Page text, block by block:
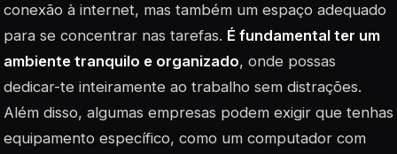
conexão à internet, mas também um espaço adequado
para se concentrar nas tarefas. É fundamental ter um
ambiente tranquilo e organizado, onde possas
dedicar-te inteiramente ao trabalho sem distrações.
Além disso, algumas empresas podem exigir que tenhas
equipamento específico, como um computador com